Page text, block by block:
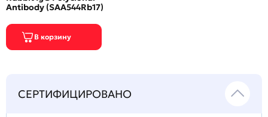
Antibody (SAA544Rb17)
СЕРТИФИЦИРОВАНО